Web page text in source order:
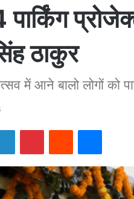
पार्किंग
ठाकुर
में आने बालो लोगों को